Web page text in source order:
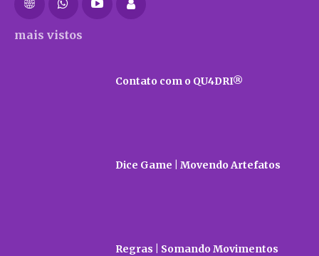
mais vistos
Contato com o QU4DRI®
Dice Game | Movendo Artefatos
Regras | Somando Movimentos